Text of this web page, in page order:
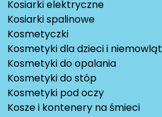
Kosiarki elektryczne
Kosiarki spalinowe
Kosmetyczki
Kosmetyki dla dzieci i niemowląt
Kosmetyki do opalania
Kosmetyki do stóp
Kosmetyki pod oczy
Kosze i kontenery na śmieci